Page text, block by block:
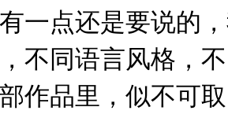
有一点还是要说的
不同语言风格，
作品里，似不可